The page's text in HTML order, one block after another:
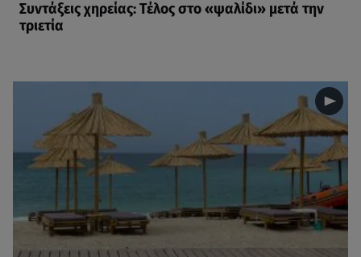
Συντάξεις χηρείας: Τέλος στο «ψαλίδι» μετά την
τριετία